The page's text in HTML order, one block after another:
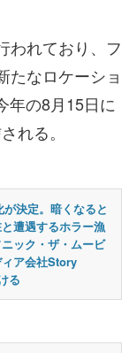
われており、フ
たなロケーショ
年の8月15日に
れる。
が決定。暗くなると
遭遇するホラー漁
ック・ザ・ムービ
ア会社Story
る